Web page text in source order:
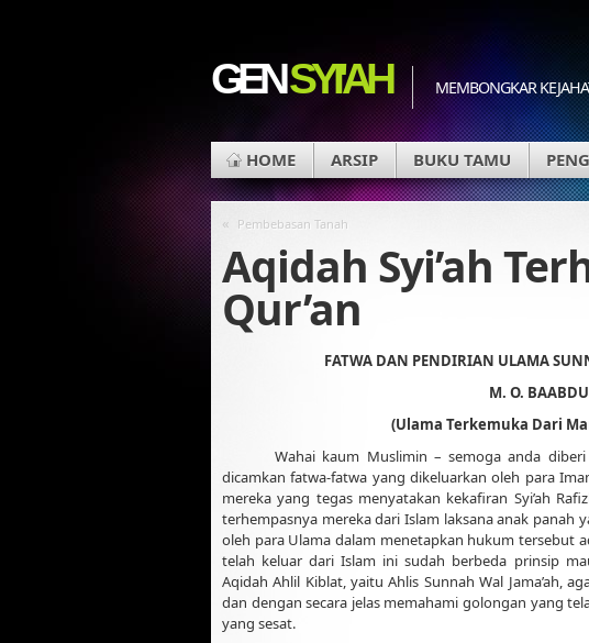
GENSYI'AH MEMBONGKAR
HOME ARSIP BUKU TAMU
« Pembebasan Tanah
Aqidah Syi’ah
Qur’an
FATWA DAN PENDIRIAN ULAMA
M. O.
(Ulama Terkemuka Dari
Wahai kaum Muslimin – semoga anda
dicamkan fatwa-fatwa yang dikeluarkan oleh para
mereka yang tegas menyatakan kekafiran Syi’ah
terhempasnya mereka dari Islam laksana anak panah
oleh para Ulama dalam menetapkan hukum tersebut
telah keluar dari Islam ini sudah berbeda prinsip
Aqidah Ahlil Kiblat, yaitu Ahlis Sunnah Wal Jama’ah,
dan dengan secara jelas memahami golongan yang
yang sesat.